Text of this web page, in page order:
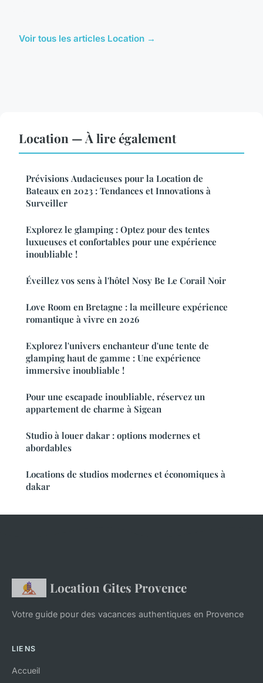
Voir tous les articles Location →
Location — À lire également
Prévisions Audacieuses pour la Location de
Bateaux en 2023 : Tendances et Innovations à
Surveiller
Explorez le glamping : Optez pour des tentes
luxueuses et confortables pour une expérience
inoubliable !
Éveillez vos sens à l'hôtel Nosy Be Le Corail Noir
Love Room en Bretagne : la meilleure expérience
romantique à vivre en 2026
Explorez l'univers enchanteur d'une tente de
glamping haut de gamme : Une expérience
immersive inoubliable !
Pour une escapade inoubliable, réservez un
appartement de charme à Sigean
Studio à louer dakar : options modernes et
abordables
Locations de studios modernes et économiques à
dakar
Location Gites Provence
Votre guide pour des vacances authentiques en Provence
LIENS
Accueil